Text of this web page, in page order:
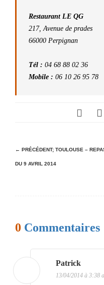
Restaurant LE QG
217, Avenue de prades
66000 Perpignan
Tél : 04 68 88 02 36
Mobile : 06 10 26 95 78
N
a
a
i
o
← PRÉCÉDENT; TOULOUSE –
DU 9 AVRIL 2014
0 Commentaires
Patrick
13/04/2014 à 3:38